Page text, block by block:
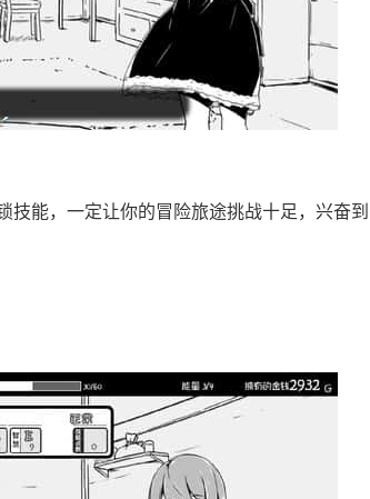
能，一定让你的冒险旅途挑战十足，兴奋到